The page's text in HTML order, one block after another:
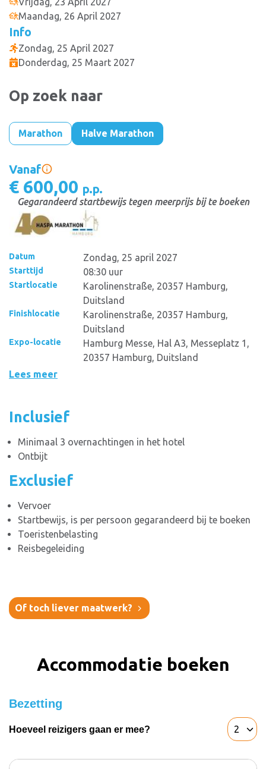
Maandag, 26 April 2027
Info
Zondag, 25 April 2027
Donderdag, 25 Maart 2027
Op zoek naar
Marathon Halve Marathon
Vanaf
€ 600,00 p.p.
Gegarandeerd startbewijs tegen meerprijs bij te boeken
Datum Zondag, 25 april 2027
Starttijd 08:30 uur
Startlocatie
Karolinenstraße, 20357 Hamburg,
Duitsland
Finishlocatie
Karolinenstraße, 20357 Hamburg,
Duitsland
Expo-locatie
Hamburg Messe, Hal A3, Messeplatz 1,
20357 Hamburg, Duitsland
Lees meer
Inclusief
Minimaal 3 overnachtingen in het hotel
Ontbijt
Exclusief
Vervoer
Startbewijs, is per persoon gegarandeerd bij te boeken
Toeristenbelasting
Reisbegeleiding
Of toch liever maatwerk?
Accommodatie boeken
Bezetting
Hoeveel reizigers gaan er mee?